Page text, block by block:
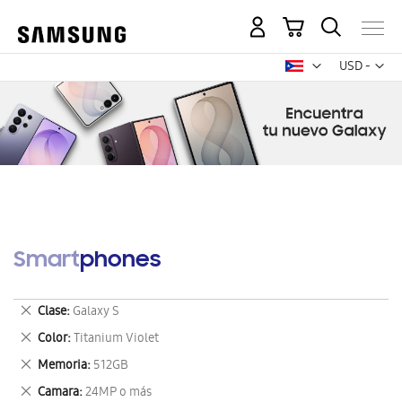
USD -
dólar
Mi carrito
Smartphones
Clase Galaxy S
Eliminar
este
artículo
Color Titanium Violet
Eliminar
este
artículo
Memoria 512GB
Eliminar
este
Camara 24MP o más
Eliminar